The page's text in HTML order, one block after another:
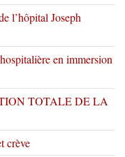
l’hôpital Joseph
en immersion
TOTALE DE LA
crève